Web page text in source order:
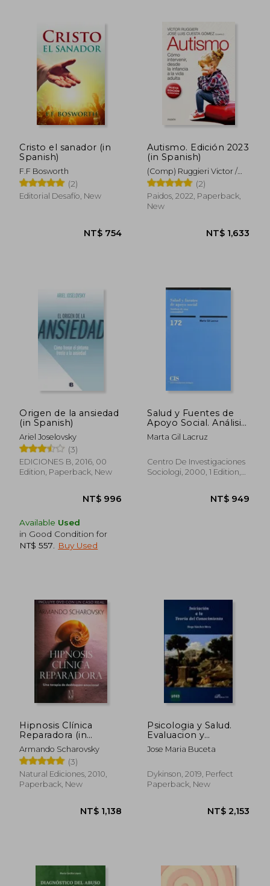
Cristo el sanador (in
Spanish)
F.F Bosworth
(2)
Editorial Desafío, New
Autismo. Edición 2023
(in Spanish)
(Comp) Ruggieri Victor /
Cuesta Comez Jose Luis
(2)
Paidos, 2022, Paperback,
New
Origen de la ansiedad
(in Spanish)
Ariel Joselovsky
(3)
EDICIONES B, 2016, 00
Edition, Paperback, New
Available Used
in Good Condition for
NT$ 557
Buy Used
Salud y Fuentes de
Apoyo Social. Análisis
de una Comunidad (in
Spanish)
Marta Gil Lacruz
Centro De Investigaciones
Sociologi, 2000, 1 Edition,
Hipnosis Clínica
Reparadora (in
Spanish)
Armando Scharovsky
(3)
Natural Ediciones, 2010,
Paperback, New
Psicologia y Salud.
Evaluacion y
Tratamiento (in
Spanish)
Jose Maria Buceta
Dykinson, 2019, Perfect
Paperback, New